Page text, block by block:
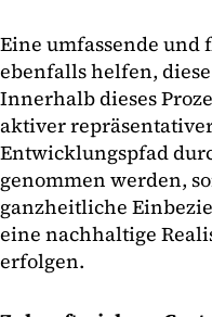
Eine umfassende
ebenfalls helfen,
Innerhalb dieses
aktiver
Entwicklungspfad
genommen werden,
ganzheitliche
eine nachhaltige
erfolgen.